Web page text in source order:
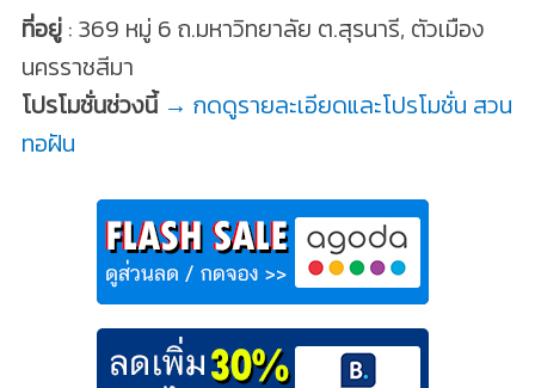
ที่อยู่: 369 หมู่ 6 ถ.มหาวิทยาลัย ต.สุรนารี, ตัวเมือง
นครราชสีมา
โปรโมชั่นช่วงนี้ → กดดูรายละเอียดและโปรโมชั่น สวน
ทอฝัน